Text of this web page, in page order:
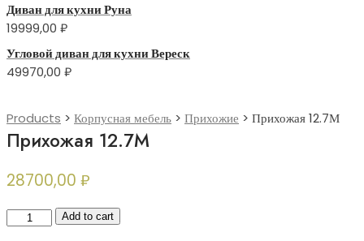
Диван для кухни Руна
19999,00 ₽
Угловой диван для кухни Вереск
49970,00 ₽
Products > Корпусная мебель > Прихожие > Прихожая 12.7М
Прихожая 12.7М
28700,00 ₽
Прихожая Add to cart